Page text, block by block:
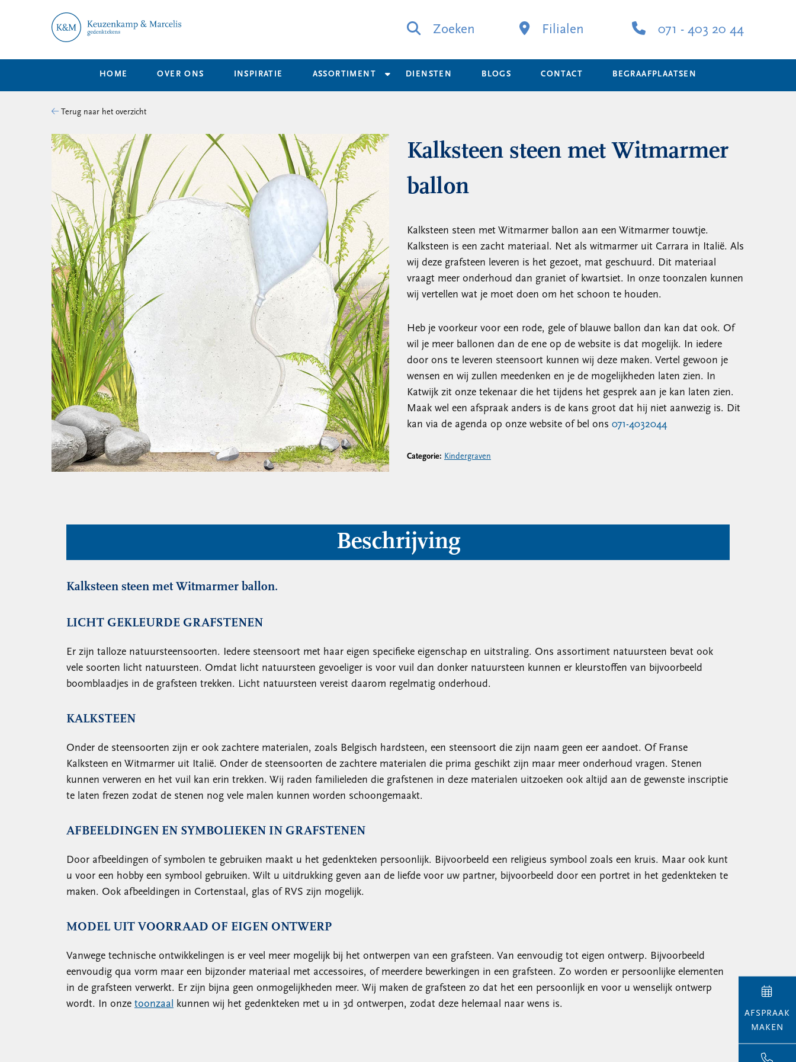
Zoeken Filialen 071 - 403 20 44
HOME OVER ONS INSPIRATIE ASSORTIMENT DIENSTEN BLOGS CONTACT BEGRAAFPLAATSEN
Terug naar het overzicht
Kalksteen steen met Witmarmer
ballon
Kalksteen steen met Witmarmer ballon aan een Witmarmer touwtje.
Kalksteen is een zacht materiaal. Net als witmarmer uit Carrara in Italië. Als
wij deze grafsteen leveren is het gezoet, mat geschuurd. Dit materiaal
vraagt meer onderhoud dan graniet of kwartsiet. In onze toonzalen kunnen
wij vertellen wat je moet doen om het schoon te houden.
Heb je voorkeur voor een rode, gele of blauwe ballon dan kan dat ook. Of
wil je meer ballonen dan de ene op de website is dat mogelijk. In iedere
door ons te leveren steensoort kunnen wij deze maken. Vertel gewoon je
wensen en wij zullen meedenken en je de mogelijkheden laten zien. In
Katwijk zit onze tekenaar die het tijdens het gesprek aan je kan laten zien.
Maak wel een afspraak anders is de kans groot dat hij niet aanwezig is. Dit
kan via de agenda op onze website of bel ons 071-4032044
Categorie: Kindergraven
Beschrijving
Kalksteen steen met Witmarmer ballon.
LICHT GEKLEURDE GRAFSTENEN
Er zijn talloze natuursteensoorten. Iedere steensoort met haar eigen specifieke eigenschap en uitstraling. Ons assortiment natuursteen bevat ook
vele soorten licht natuursteen. Omdat licht natuursteen gevoeliger is voor vuil dan donker natuursteen kunnen er kleurstoffen van bijvoorbeeld
boomblaadjes in de grafsteen trekken. Licht natuursteen vereist daarom regelmatig onderhoud.
KALKSTEEN
Onder de steensoorten zijn er ook zachtere materialen, zoals Belgisch hardsteen, een steensoort die zijn naam geen eer aandoet. Of Franse
Kalksteen en Witmarmer uit Italië. Onder de steensoorten de zachtere materialen die prima geschikt zijn maar meer onderhoud vragen. Stenen
kunnen verweren en het vuil kan erin trekken. Wij raden familieleden die grafstenen in deze materialen uitzoeken ook altijd aan de gewenste inscriptie
te laten frezen zodat de stenen nog vele malen kunnen worden schoongemaakt.
AFBEELDINGEN EN SYMBOLIEKEN IN GRAFSTENEN
Door afbeeldingen of symbolen te gebruiken maakt u het gedenkteken persoonlijk. Bijvoorbeeld een religieus symbool zoals een kruis. Maar ook kunt
u voor een hobby een symbool gebruiken. Wilt u uitdrukking geven aan de liefde voor uw partner, bijvoorbeeld door een portret in het gedenkteken te
maken. Ook afbeeldingen in Cortenstaal, glas of RVS zijn mogelijk.
MODEL UIT VOORRAAD OF EIGEN ONTWERP
Vanwege technische ontwikkelingen is er veel meer mogelijk bij het ontwerpen van een grafsteen. Van eenvoudig tot eigen ontwerp. Bijvoorbeeld
eenvoudig qua vorm maar een bijzonder materiaal met accessoires, of meerdere bewerkingen in een grafsteen. Zo worden er persoonlijke elementen
in de grafsteen verwerkt. Er zijn bijna geen onmogelijkheden meer. Wij maken de grafsteen zo dat het een persoonlijk en voor u wenselijk ontwerp
wordt. In onze toonzaal kunnen wij het gedenkteken met u in 3d ontwerpen, zodat deze helemaal naar wens is.
AFSPRAAK
MAKEN